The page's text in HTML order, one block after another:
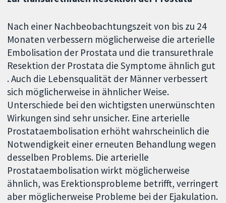
Nach einer Nachbeobachtungszeit von bis zu 24
Monaten verbessern möglicherweise die arterielle
Embolisation der Prostata und die transurethrale
Resektion der Prostata die Symptome ähnlich gut
. Auch die Lebensqualität der Männer verbessert
sich möglicherweise in ähnlicher Weise.
Unterschiede bei den wichtigsten unerwünschten
Wirkungen sind sehr unsicher. Eine arterielle
Prostataembolisation erhöht wahrscheinlich die
Notwendigkeit einer erneuten Behandlung wegen
desselben Problems. Die arterielle
Prostataembolisation wirkt möglicherweise
ähnlich, was Erektionsprobleme betrifft, verringert
aber möglicherweise Probleme bei der Ejakulation.